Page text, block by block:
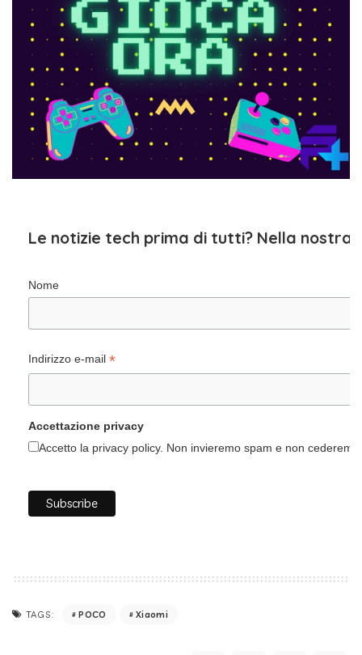
Le notizie tech prima di tutti? Nella nostra
Nome
Indirizzo e-mail *
Accettazione privacy
Accetto la privacy policy. Non invieremo spam e non
TAGS: POCO Xiaomi